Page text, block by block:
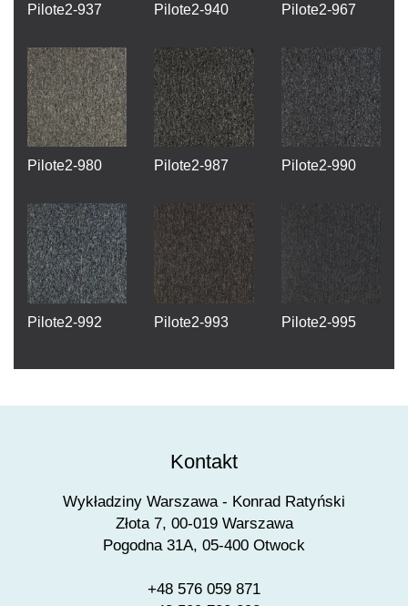
Pilote2-937 Pilote2-940 Pilote2-967
Pilote2-980 Pilote2-987 Pilote2-990
Pilote2-992 Pilote2-993 Pilote2-995
Kontakt
Wykładziny Warszawa - Konrad Ratyński
Złota 7, 00-019 Warszawa
Pogodna 31A, 05-400 Otwock
+48 576 059 871